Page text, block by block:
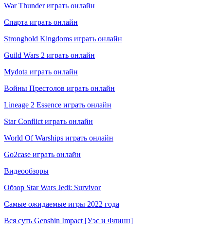
War Thunder играть онлайн
Спарта играть онлайн
Stronghold Kingdoms играть онлайн
Guild Wars 2 играть онлайн
Mydota играть онлайн
Войны Престолов играть онлайн
Lineage 2 Essence играть онлайн
Star Conflict играть онлайн
World Of Warships играть онлайн
Go2case играть онлайн
Видеообзоры
Обзор Star Wars Jedi: Survivor
Самые ожидаемые игры 2022 года
Вся суть Genshin Impact [Уэс и Флинн]